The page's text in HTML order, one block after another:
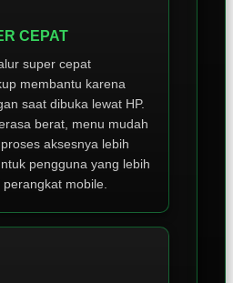
CEPAT
super cepat
membantu karena
saat dibuka lewat HP.
berat, menu mudah
aksesnya lebih
pengguna yang lebih
mobile.